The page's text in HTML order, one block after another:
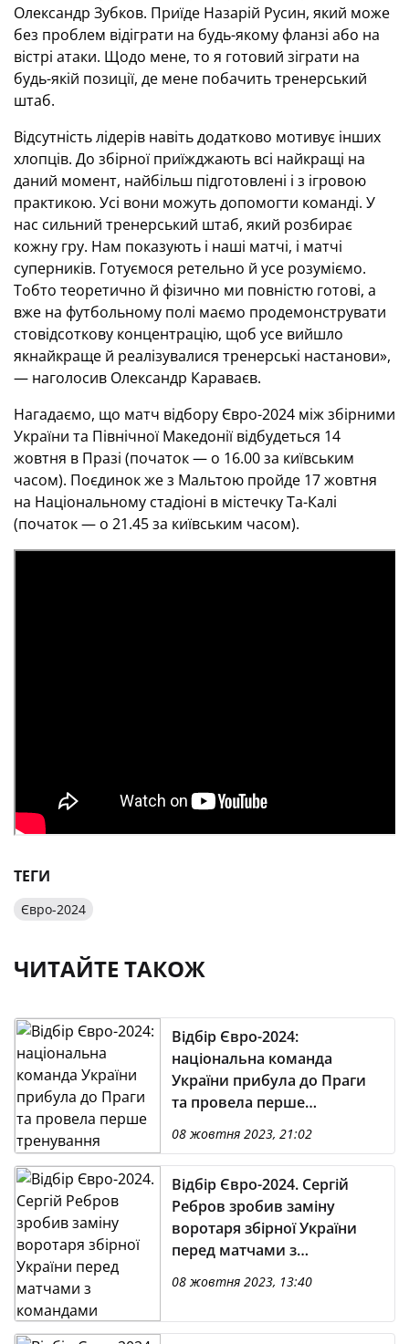
Олександр Зубков. Приїде Назарій Русин, який може
без проблем відіграти на будь-якому фланзі або на
вістрі атаки. Щодо мене, то я готовий зіграти на
будь-якій позиції, де мене побачить тренерський
штаб.
Відсутність лідерів навіть додатково мотивує інших
хлопців. До збірної приїжджають всі найкращі на
даний момент, найбільш підготовлені і з ігровою
практикою. Усі вони можуть допомогти команді. У
нас сильний тренерський штаб, який розбирає
кожну гру. Нам показують і наші матчі, і матчі
суперників. Готуємося ретельно й усе розуміємо.
Тобто теоретично й фізично ми повністю готові, а
вже на футбольному полі маємо продемонструвати
стовідсоткову концентрацію, щоб усе вийшло
якнайкраще й реалізувалися тренерські настанови»,
— наголосив Олександр Караваєв.
Нагадаємо, що матч відбору Євро-2024 між збірними
України та Північної Македонії відбудеться 14
жовтня в Празі (початок — о 16.00 за київським
часом). Поєдинок же з Мальтою пройде 17 жовтня
на Національному стадіоні в містечку Та-Калі
(початок — о 21.45 за київським часом).
ТЕГИ
Євро-2024
ЧИТАЙТЕ ТАКОЖ
Відбір Євро-2024:
національна команда
України прибула до Праги
та провела перше
08 жовтня 2023, 21:02
Відбір Євро-2024. Сергій
Ребров зробив заміну
воротаря збірної України
перед матчами з
Македонії та Мальти
08 жовтня 2023, 13:40